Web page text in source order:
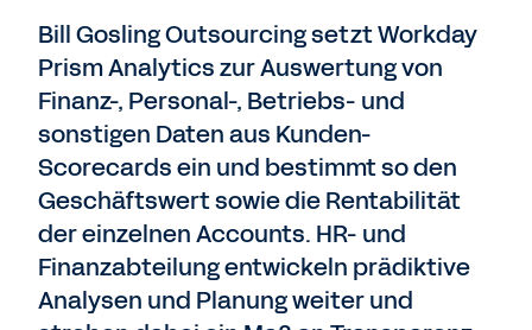
Bill Gosling Outsourcing setzt Workday
Prism Analytics zur Auswertung von
Finanz-, Personal-, Betriebs- und
sonstigen Daten aus Kunden-
Scorecards ein und bestimmt so den
Geschäftswert sowie die Rentabilität
der einzelnen Accounts. HR- und
Finanzabteilung entwickeln prädiktive
Analysen und Planung weiter und